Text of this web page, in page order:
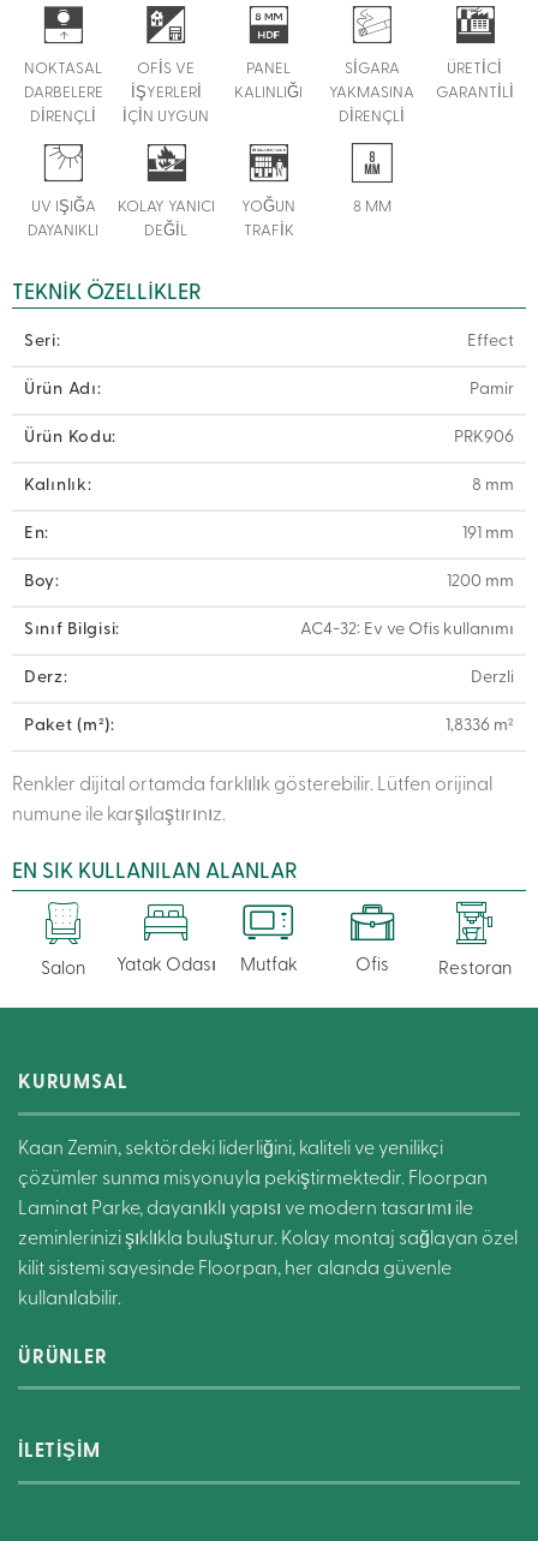
NOKTASAL
DARBELERE
DİRENÇLİ
OFİS VE
İŞYERLERİ
İÇİN UYGUN
PANEL
KALINLIĞI
SİGARA
YAKMASINA
DİRENÇLİ
ÜRETİCİ
GARANTİLİ
UV IŞIĞA
DAYANIKLI
KOLAY YANICI
DEĞİL
YOĞUN
TRAFİK
8 MM
TEKNIK ÖZELLIKLER
Seri: Effect
Ürün Adı: Pamir
Ürün Kodu: PRK906
Kalınlık: 8 mm
En: 191 mm
Boy: 1200 mm
Sınıf Bilgisi: AC4-32: Ev ve Ofis kullanımı
Derz: Derzli
Paket (m²): 1,8336 m²
Renkler dijital ortamda farklılık gösterebilir. Lütfen orijinal
numune ile karşılaştırınız.
EN SIK KULLANILAN ALANLAR
Salon Yatak Odası Mutfak Ofis Restoran
KURUMSAL
Kaan Zemin, sektördeki liderliğini, kaliteli ve yenilikçi
çözümler sunma misyonuyla pekiştirmektedir. Floorpan
Laminat Parke, dayanıklı yapısı ve modern tasarımı ile
zeminlerinizi şıklıkla buluşturur. Kolay montaj sağlayan özel
kilit sistemi sayesinde Floorpan, her alanda güvenle
kullanılabilir.
ÜRÜNLER
İLETİŞİM